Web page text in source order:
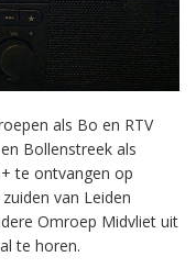
als Bo en RTV
Bollenstreek als
te ontvangen op
van Leiden
Omroep Midvliet uit
te horen.